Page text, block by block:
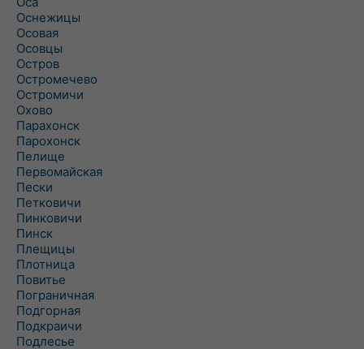
Оснежицы
Осовая
Осовцы
Остров
Остромечево
Остромичи
Охово
Парахонск
Парохонск
Пелище
Первомайская
Пески
Петковичи
Пинковичи
Пинск
Плещицы
Плотница
Повитье
Пограничная
Подгорная
Подкраичи
Подлесье